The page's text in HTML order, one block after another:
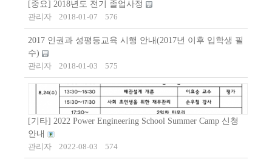
[중요] 2018년도 전기 졸업사정
관리자
2018-01-07 576
2017 인권과 성평등교육 시행 안내(2017년 이후 입학생 필
수)
관리자
2018-01-03 575
[기타] 2022 Power Engineering School Summer Camp 신청
안내
관리자
2022-08-03 574